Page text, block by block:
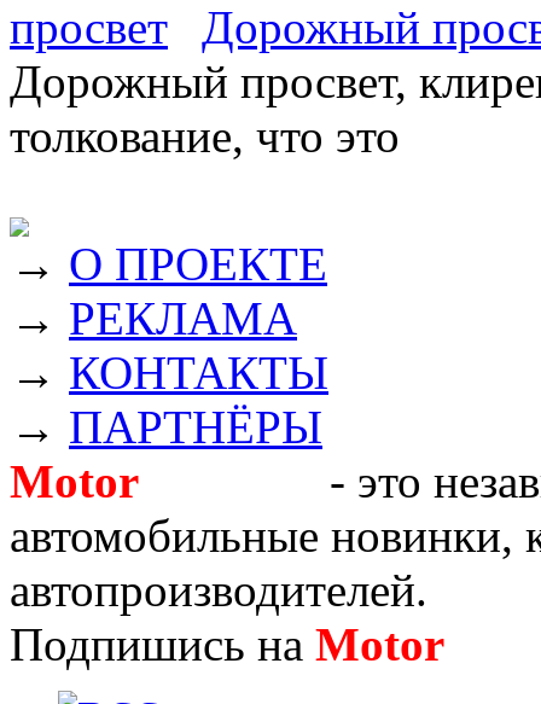
Дорожный
Дорожный просвет,
толкование, что это
→ О ПРОЕКТЕ
→ РЕКЛАМА
→ КОНТАКТЫ
→ ПАРТНЁРЫ
Motor
- это
автомобильные новинки,
автопроизводителей.
Подпишись на Motor